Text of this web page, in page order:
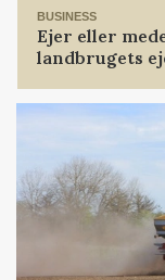
BUSINESS
Ejer eller
landbrugets